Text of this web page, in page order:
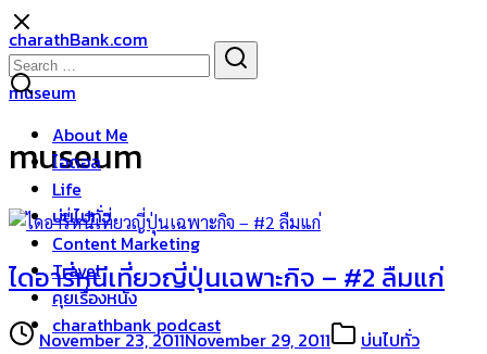
Skip
to
content
charathBank.com
About Me
ไอดอล
Life
บ่นไปทั่ว
Content Marketing
Travel
คุยเรื่องหนัง
charathbank podcast
Search
for:
museum
museum
ไดอารี่หนีเที่ยวญี่ปุ่นเฉพาะกิจ – #2 ลืมแก่
November 23, 2011November 29, 2011 บ่นไปทั่ว